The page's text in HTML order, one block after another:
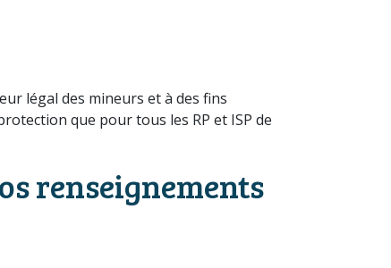
légal des mineurs et à des fins
que pour tous les RP et ISP de
renseignements